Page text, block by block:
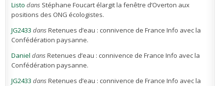
Listo dans Stéphane Foucart élargit la fenêtre d’Overton aux
positions des ONG écologistes.
JG2433 dansRetenues d’eau : connivence de France Info avec la
Confédération paysanne.
Daniel dansRetenues d’eau : connivence de France Info avec la
Confédération paysanne.
JG2433 dansRetenues d’eau : connivence de France Info avec la